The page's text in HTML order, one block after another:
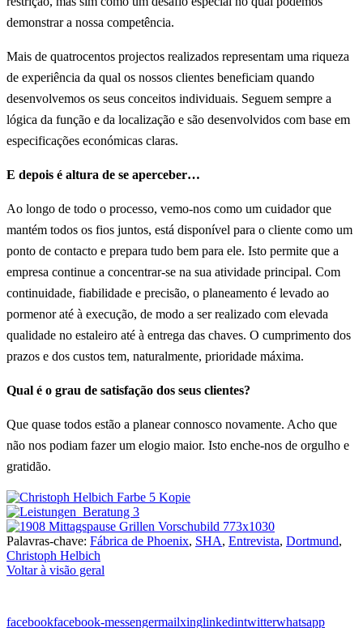
demonstrar a nossa competência.
Mais de quatrocentos projectos realizados representam uma riqueza
de experiência da qual os nossos clientes beneficiam quando
desenvolvemos os seus conceitos individuais. Seguem sempre a
lógica da função e da localização e são desenvolvidos com base em
especificações económicas claras.
E depois é altura de se aperceber…
Ao longo de todo o processo, vemo-nos como um cuidador que
mantém todos os fios juntos, está disponível para o cliente como um
ponto de contacto e prepara tudo bem para ele. Isto permite que a
empresa continue a concentrar-se na sua atividade principal. Com
continuidade, fiabilidade e precisão, o planeamento é levado ao
pormenor até à execução, de modo a ser realizado com elevada
qualidade no estaleiro até à entrega das chaves. O cumprimento dos
prazos e dos custos tem, naturalmente, prioridade máxima.
Qual é o grau de satisfação dos seus clientes?
Que quase todos estão a planear connosco novamente. Acho que
não nos podiam fazer um elogio maior. Isto enche-nos de orgulho e
gratidão.
Palavras-chave: Fábrica de Phoenix, SHA, Entrevista, Dortmund,
Christoph Helbich
Voltar à visão geral
facebookfacebook-messengermailxinglinkedintwitterwhatsapp